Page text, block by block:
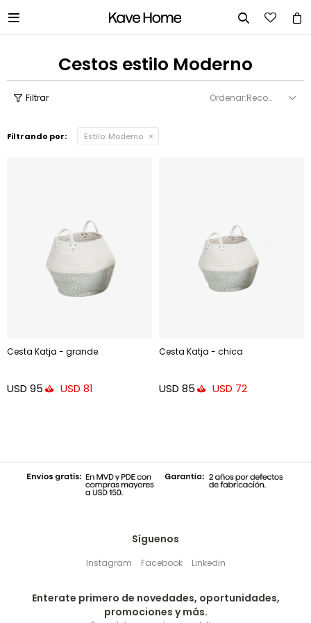
 
Cestos estilo Moderno
Recomendados
Filtrando por: Estilo: Moderno
Cesta Katja - grande
USD 95 USD 81
Cesta Katja - chica
USD 85 USD 72
Síguenos
Instagram Facebook Linkedin
Enterate primero de novedades, oportunidades,
promociones y más.